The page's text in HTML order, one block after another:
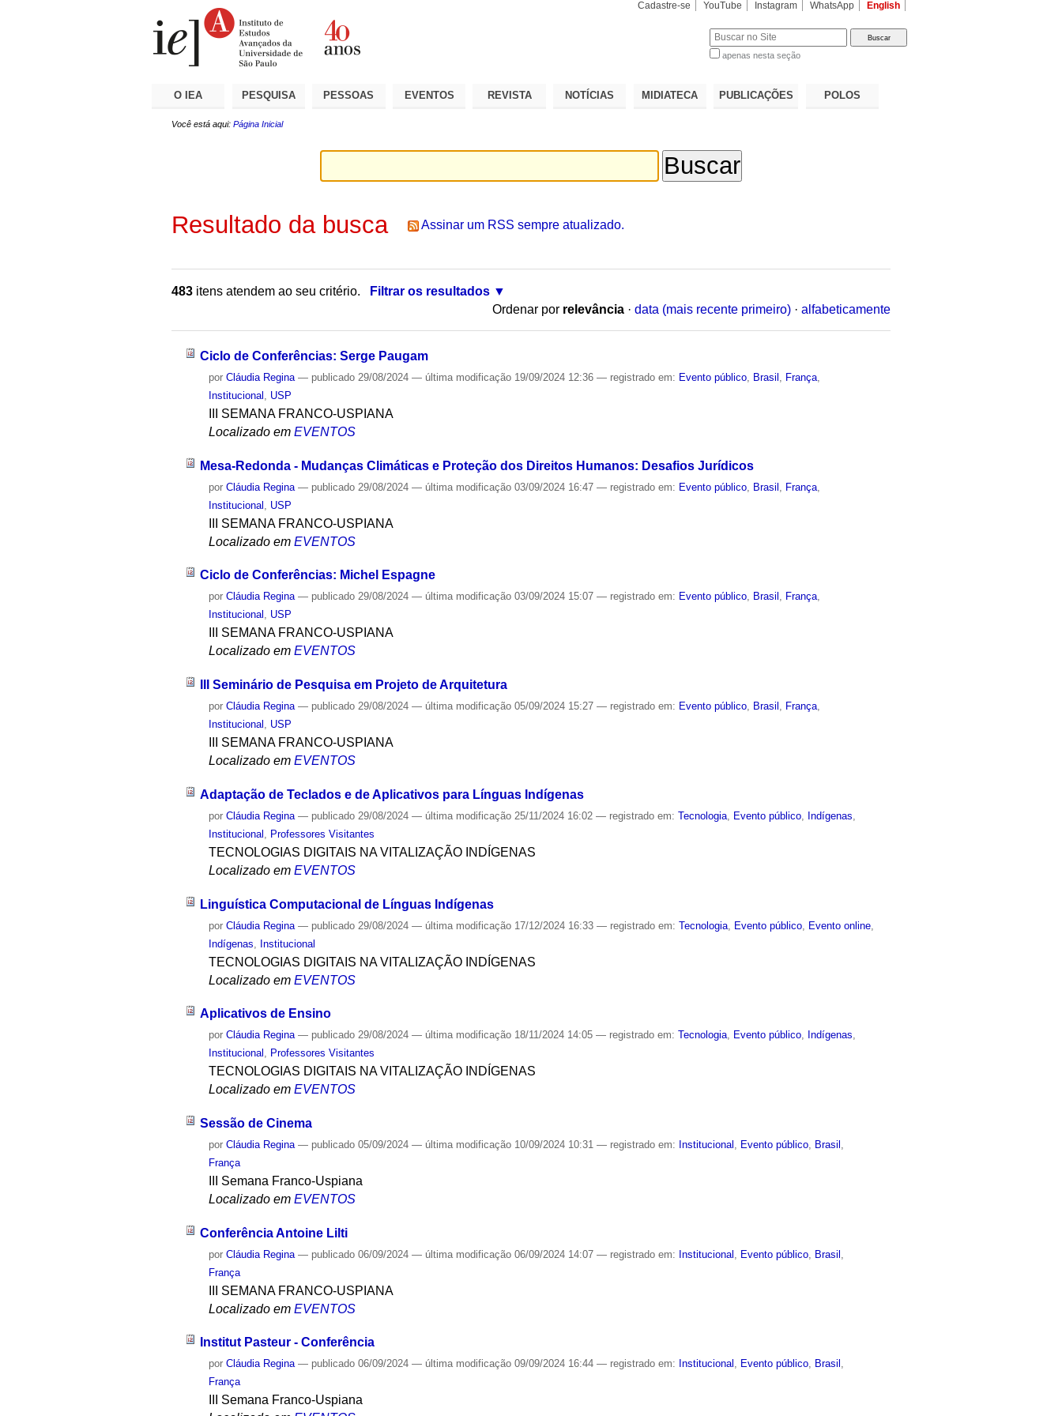
Cadastre-se YouTube Instagram WhatsApp English
apenas nesta seção
O IEA PESQUISA PESSOAS EVENTOS REVISTA NOTÍCIAS MIDIATECA PUBLICAÇÕES POLOS
Você está aqui: Página Inicial
Resultado da busca Assinar um RSS sempre atualizado.
483 itens atendem ao seu critério.
Filtrar os resultados
Ordenar por relevância · data (mais recente primeiro) · alfabeticamente
Ciclo de Conferências: Serge Paugam
porCláudia Regina — publicado 29/08/2024— última modificação 19/09/2024 12:36— registrado em: Evento público Brasil França
Institucional
USP
III SEMANA FRANCO-USPIANA
Localizado em EVENTOS
Mesa-Redonda - Mudanças Climáticas e Proteção dos Direitos Humanos: Desafios Jurídicos
porCláudia Regina — publicado 29/08/2024— última modificação 03/09/2024 16:47— registrado em: Evento público Brasil França
Institucional
USP
III SEMANA FRANCO-USPIANA
Localizado em EVENTOS
Ciclo de Conferências: Michel Espagne
porCláudia Regina — publicado 29/08/2024— última modificação 03/09/2024 15:07— registrado em: Evento público, Brasil , França,
Institucional , USP
III SEMANA FRANCO-USPIANA
Localizado em EVENTOS
III Seminário de Pesquisa em Projeto de Arquitetura
porCláudia Regina — publicado 29/08/2024— última modificação 05/09/2024 15:27— registrado em: Evento público, Brasil , França,
Institucional , USP
III SEMANA FRANCO-USPIANA
Localizado em EVENTOS
Adaptação de Teclados e de Aplicativos para Línguas Indígenas
porCláudia Regina — publicado 29/08/2024— última modificação 25/11/2024 16:02— registrado em:Tecnologia Evento público Indígenas
Institucional
Professores Visitantes
TECNOLOGIAS DIGITAIS NA VITALIZAÇÃO INDÍGENAS
Localizado em EVENTOS
Linguística Computacional de Línguas Indígenas
porCláudia Regina — publicado 29/08/2024— última modificação 17/12/2024 16:33— registrado em:Tecnologia Evento público Evento online
Indígenas
Institucional
TECNOLOGIAS DIGITAIS NA VITALIZAÇÃO INDÍGENAS
Localizado em EVENTOS
Aplicativos de Ensino
porCláudia Regina — publicado 29/08/2024— última modificação 18/11/2024 14:05— registrado em:Tecnologia, Evento público, Indígenas,
Institucional , Professores Visitantes
TECNOLOGIAS DIGITAIS NA VITALIZAÇÃO INDÍGENAS
Localizado em EVENTOS
Sessão de Cinema
porCláudia Regina — publicado 05/09/2024— última modificação 10/09/2024 10:31— registrado em: Institucional Evento público Brasil
França
III Semana Franco-Uspiana
Localizado em EVENTOS
Conferência Antoine Lilti
porCláudia Regina — publicado 06/09/2024— última modificação 06/09/2024 14:07— registrado em: Institucional Evento público Brasil
França
III SEMANA FRANCO-USPIANA
Localizado em EVENTOS
Institut Pasteur - Conferência
porCláudia Regina — publicado 06/09/2024— última modificação 09/09/2024 16:44— registrado em: Institucional , Evento público, Brasil ,
França
III Semana Franco-Uspiana